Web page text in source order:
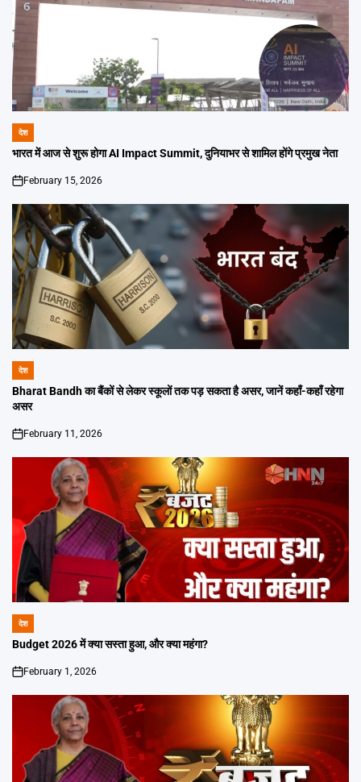
POSTED
IN
देश
भारत में आज से शुरू होगा AI Impact Summit, दुनियाभर से शामिल होंगे प्रमुख नेता
on
February 15, 2026
POSTED
IN
देश
Bharat Bandh का बैंकों से लेकर स्कूलों तक पड़ सकता है असर, जानें कहाँ-कहाँ रहेगा
असर
on
February 11, 2026
POSTED
IN
देश
Budget 2026 में क्या सस्ता हुआ, और क्या महंगा?
on
February 1, 2026